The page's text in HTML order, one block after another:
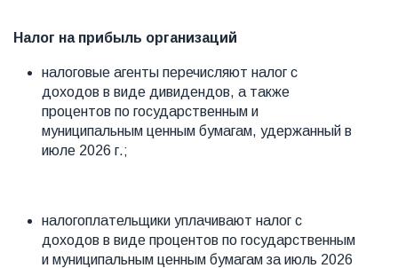
Налог на прибыль организаций
налоговые агенты перечисляют налог с
доходов в виде дивидендов, а также
процентов по государственным и
муниципальным ценным бумагам, удержанный в
июле 2026 г.;
налогоплательщики уплачивают налог с
доходов в виде процентов по государственным
и муниципальным ценным бумагам за июль 2026